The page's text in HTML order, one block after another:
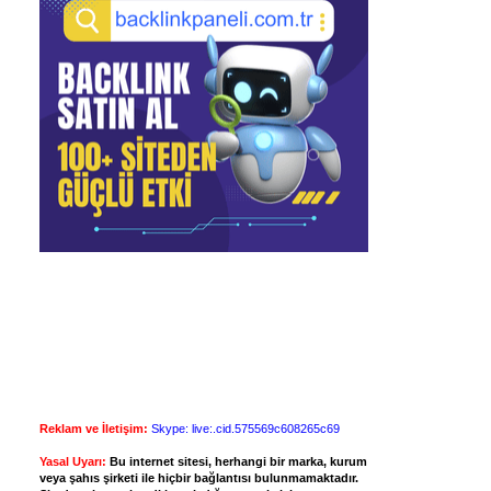
Reklam ve İletişim: Skype: live:.cid.575569c608265c69
Yasal Uyarı: Bu internet sitesi, herhangi bir marka, kurum
veya şahıs şirketi ile hiçbir bağlantısı bulunmamaktadır.